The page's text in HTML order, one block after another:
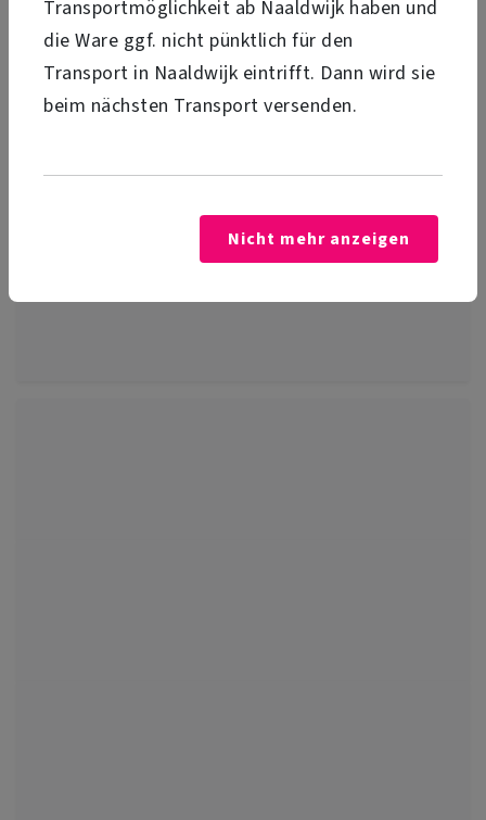
Transportmöglichkeit ab Naaldwijk haben und
die Ware ggf. nicht pünktlich für den
Transport in Naaldwijk eintrifft. Dann wird sie
beim nächsten Transport versenden.
Nicht mehr anzeigen